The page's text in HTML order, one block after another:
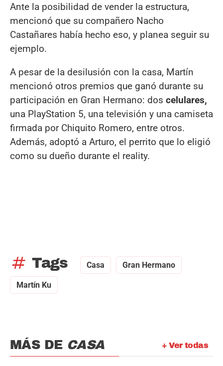
Ante la posibilidad de vender la estructura,
mencionó que su compañero Nacho
Castañares había hecho eso, y planea seguir su
ejemplo.
A pesar de la desilusión con la casa, Martín
mencionó otros premios que ganó durante su
participación en Gran Hermano: dos celulares,
una PlayStation 5, una televisión y una camiseta
firmada por Chiquito Romero, entre otros.
Además, adoptó a Arturo, el perrito que lo eligió
como su dueño durante el reality.
tag Tags Casa Gran Hermano
Martín Ku
+ Ver todas
MÁS DE CASA